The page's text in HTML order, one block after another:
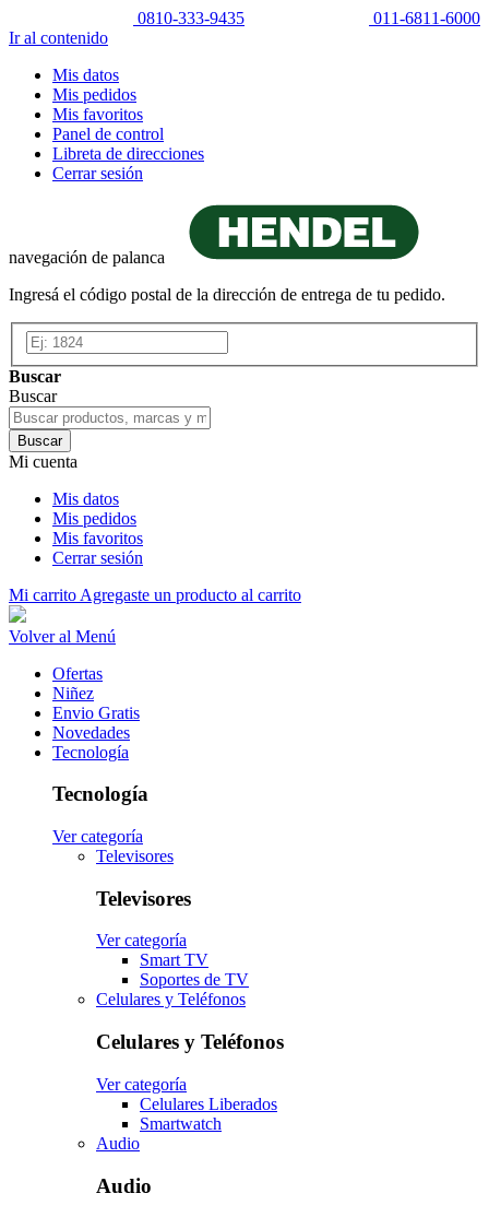
0810-333-9435
011-6811-6000
Ir al contenido
Mis datos
Mis pedidos
Mis favoritos
Panel de control
Libreta de direcciones
Cerrar sesión
navegación de palanca
Ingresá el código postal de la dirección de entrega de tu pedido.
Buscar
Buscar
Buscar
Mi cuenta
Mis datos
Mis pedidos
Mis favoritos
Cerrar sesión
Mi carrito Agregaste un producto al carrito
Volver al Menú
Ofertas
Niñez
Envio Gratis
Novedades
Tecnología
Tecnología
Ver categoría
Televisores
Televisores
Ver categoría
Smart TV
Soportes de TV
Celulares y Teléfonos
Celulares y Teléfonos
Ver categoría
Celulares Liberados
Smartwatch
Audio
Audio